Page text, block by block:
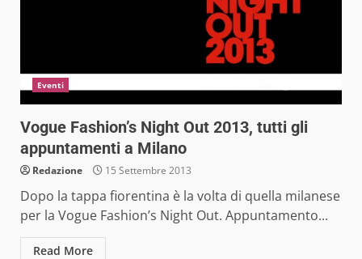
Eventi
Vogue Fashion’s Night Out 2013, tutti gli
appuntamenti a Milano
Redazione 15 Settembre 2013
Dopo la tappa fiorentina è la volta di quella milanese
per la Vogue Fashion’s Night Out. Appuntamento...
Read More